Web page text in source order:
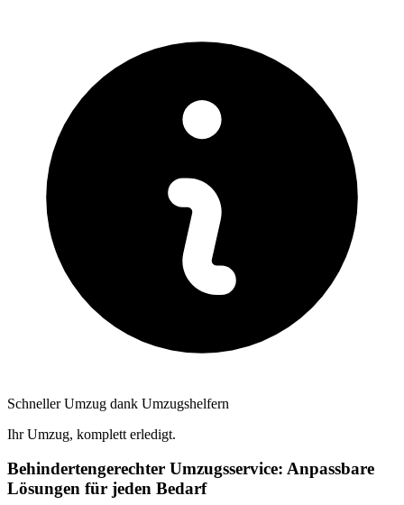
Schneller Umzug dank Umzugshelfern
Ihr Umzug, komplett erledigt.
Behindertengerechter Umzugsservice: Anpassbare
Lösungen für jeden Bedarf